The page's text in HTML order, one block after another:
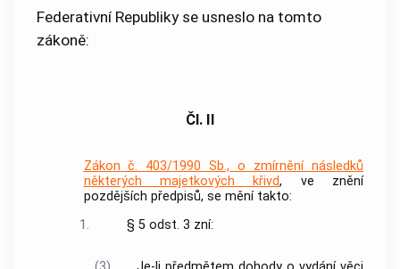
Federativní Republiky se usneslo na tomto
zákoně:
Čl. II
Zákon č. 403/1990 Sb., o zmírnění následků
některých majetkových křivd, ve znění
pozdějších předpisů, se mění takto:
1.
§ 5 odst. 3 zní: